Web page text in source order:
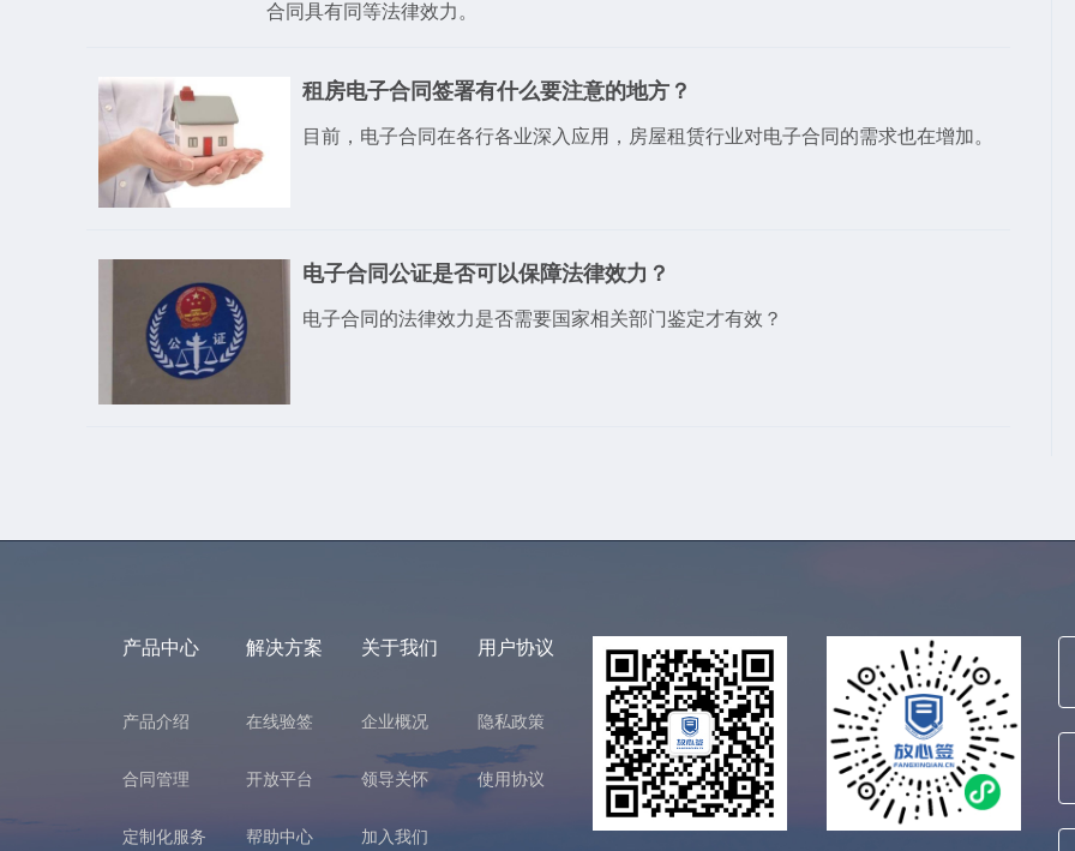
合同具有同等法律效力。
租房电子合同签署有什么要注意的地方？
目前，电子合同在各行各业深入应用，房屋租赁行业对电子合同的需求也在增加。
​电子合同公证是否可以保障法律效力？
电子合同的法律效力是否需要国家相关部门鉴定才有效？
产品中心
产品介绍
合同管理
定制化服务
解决方案
在线验签
开放平台
帮助中心
关于我们
企业概况
领导关怀
加入我们
用户协议
隐私政策
使用协议